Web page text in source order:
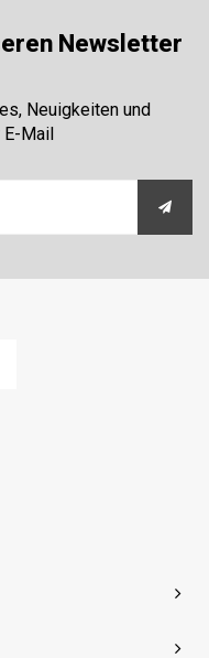
Newsletter
Neuigkeiten und
E-Mail